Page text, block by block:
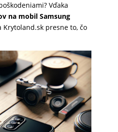
Vďaka
na mobil Samsung
Krytoland.sk presne to, čo